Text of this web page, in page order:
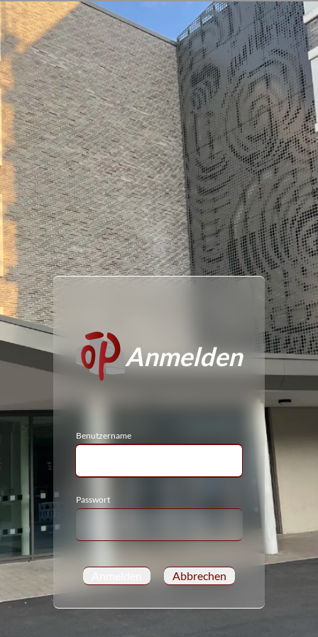
Anmelden
Benutzername
Passwort
Abbrechen